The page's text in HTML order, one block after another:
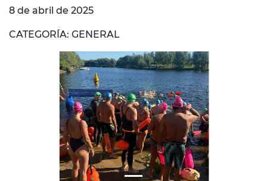
8 de abril de 2025
CATEGORÍA: GENERAL
Anterior